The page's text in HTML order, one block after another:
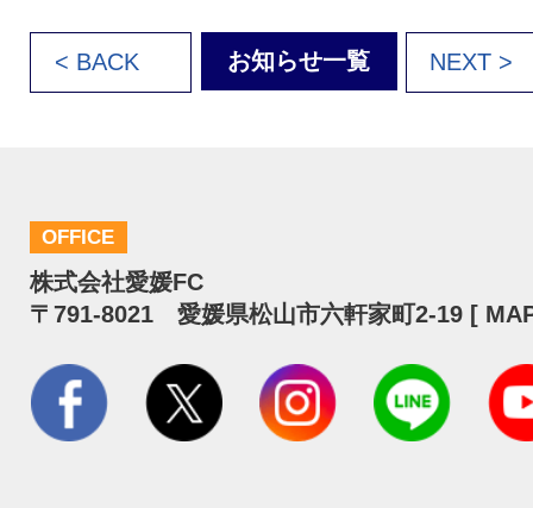
< BACK お知らせ一覧 NEXT >
OFFICE
株式会社愛媛FC
〒791-8021 愛媛県松山市六軒家町2-19 [